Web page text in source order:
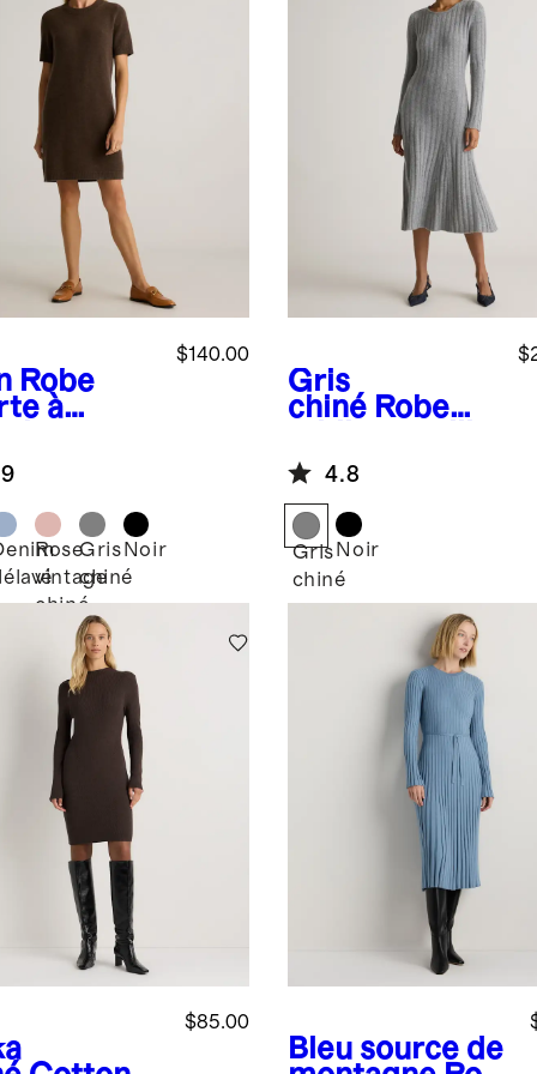
Robe
à
en
de
$140.00
Rose
vintage
chiné
Gris
chiné
Noir
Gris
chiné Robe
côtelée large
en cachemire
de Mongolie
4.8
Gris
chiné
Noir
$85.00
Bleu source de